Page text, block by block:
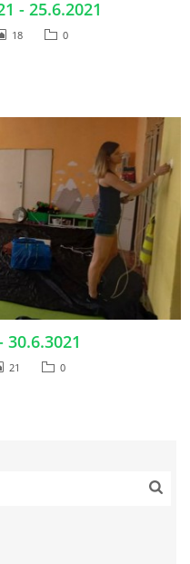
- 25.6.2021
18 0
21 0